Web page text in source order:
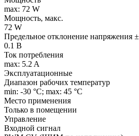
max: 72 W
Мощность, макс.
72 W
Предельное отклонение напряжения ±
0.1 В
Ток потребления
max: 5.2 A
Эксплуатационные
Диапазон рабочих температур
min: -30 °C; max: 45 °C
Место применения
Только в помещении
Управление
Входной сигнал